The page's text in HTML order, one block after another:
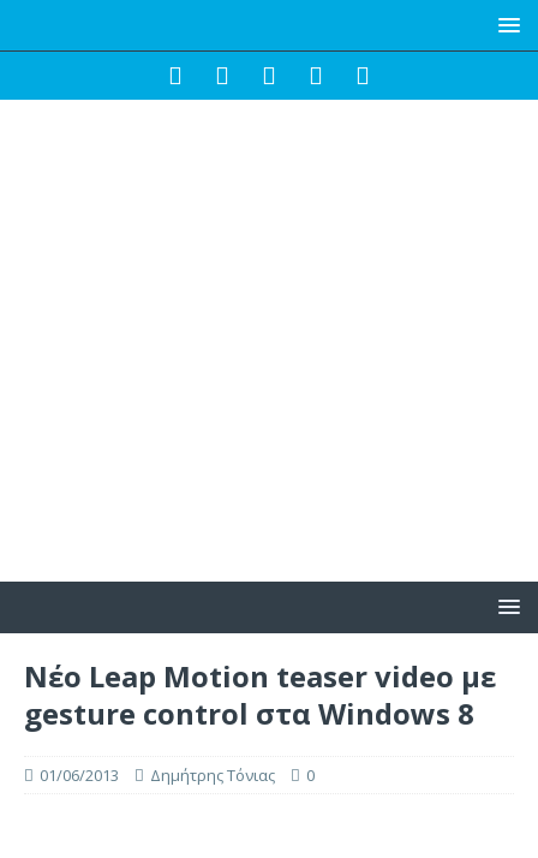
Νέο Leap Motion teaser video με
gesture control στα Windows 8
01/06/2013 Δημήτρης Τόνιας 0